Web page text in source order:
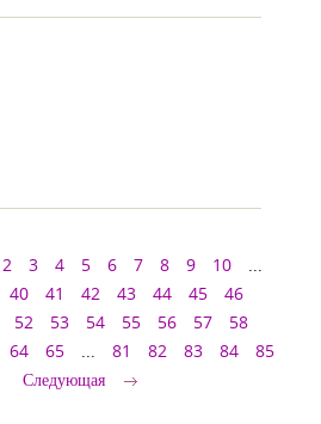
2 3 4 5 6 7 8 9 10
...
40 41 42 43 44 45
46
52 53 54 55 56 57
58
64 65 ... 81 82 83 84
85
Следующая